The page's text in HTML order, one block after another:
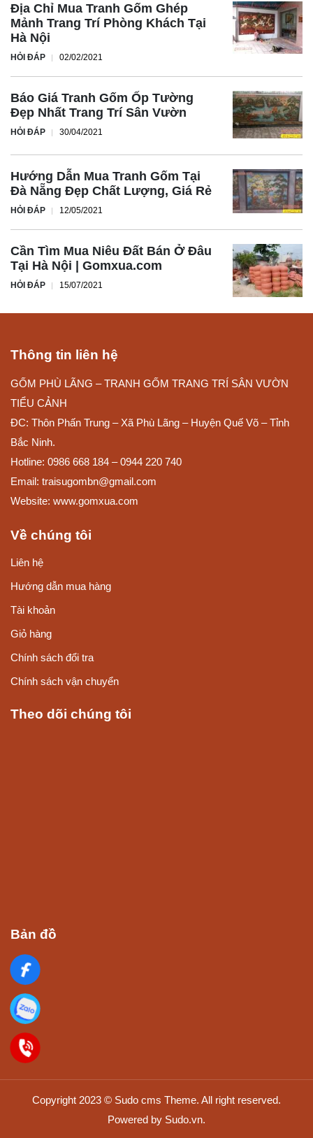
Địa Chỉ Mua Tranh Gốm Ghép
Mảnh Trang Trí Phòng Khách Tại
Hà Nội
HỎI ĐÁP 02/02/2021
Báo Giá Tranh Gốm Ốp Tường
Đẹp Nhất Trang Trí Sân Vườn
HỎI ĐÁP 30/04/2021
Hướng Dẫn Mua Tranh Gốm Tại
Đà Nẵng Đẹp Chất Lượng, Giá Rẻ
HỎI ĐÁP 12/05/2021
Cần Tìm Mua Niêu Đất Bán Ở Đâu
Tại Hà Nội | Gomxua.com
HỎI ĐÁP 15/07/2021
Thông tin liên hệ
GỐM PHÙ LÃNG – TRANH GỐM TRANG TRÍ SÂN VƯỜN
TIỂU CẢNH
ĐC: Thôn Phấn Trung – Xã Phù Lãng – Huyện Quế Võ – Tỉnh
Bắc Ninh.
Hotline: 0986 668 184 – 0944 220 740
Email: traisugombn@gmail.com
Website: www.gomxua.com
Về chúng tôi
Liên hệ
Hướng dẫn mua hàng
Tài khoản
Giỏ hàng
Chính sách đổi tra
Chính sách vận chuyển
Theo dõi chúng tôi
Bản đồ
Copyright 2023 © Sudo cms Theme. All right reserved.
Powered by Sudo.vn.